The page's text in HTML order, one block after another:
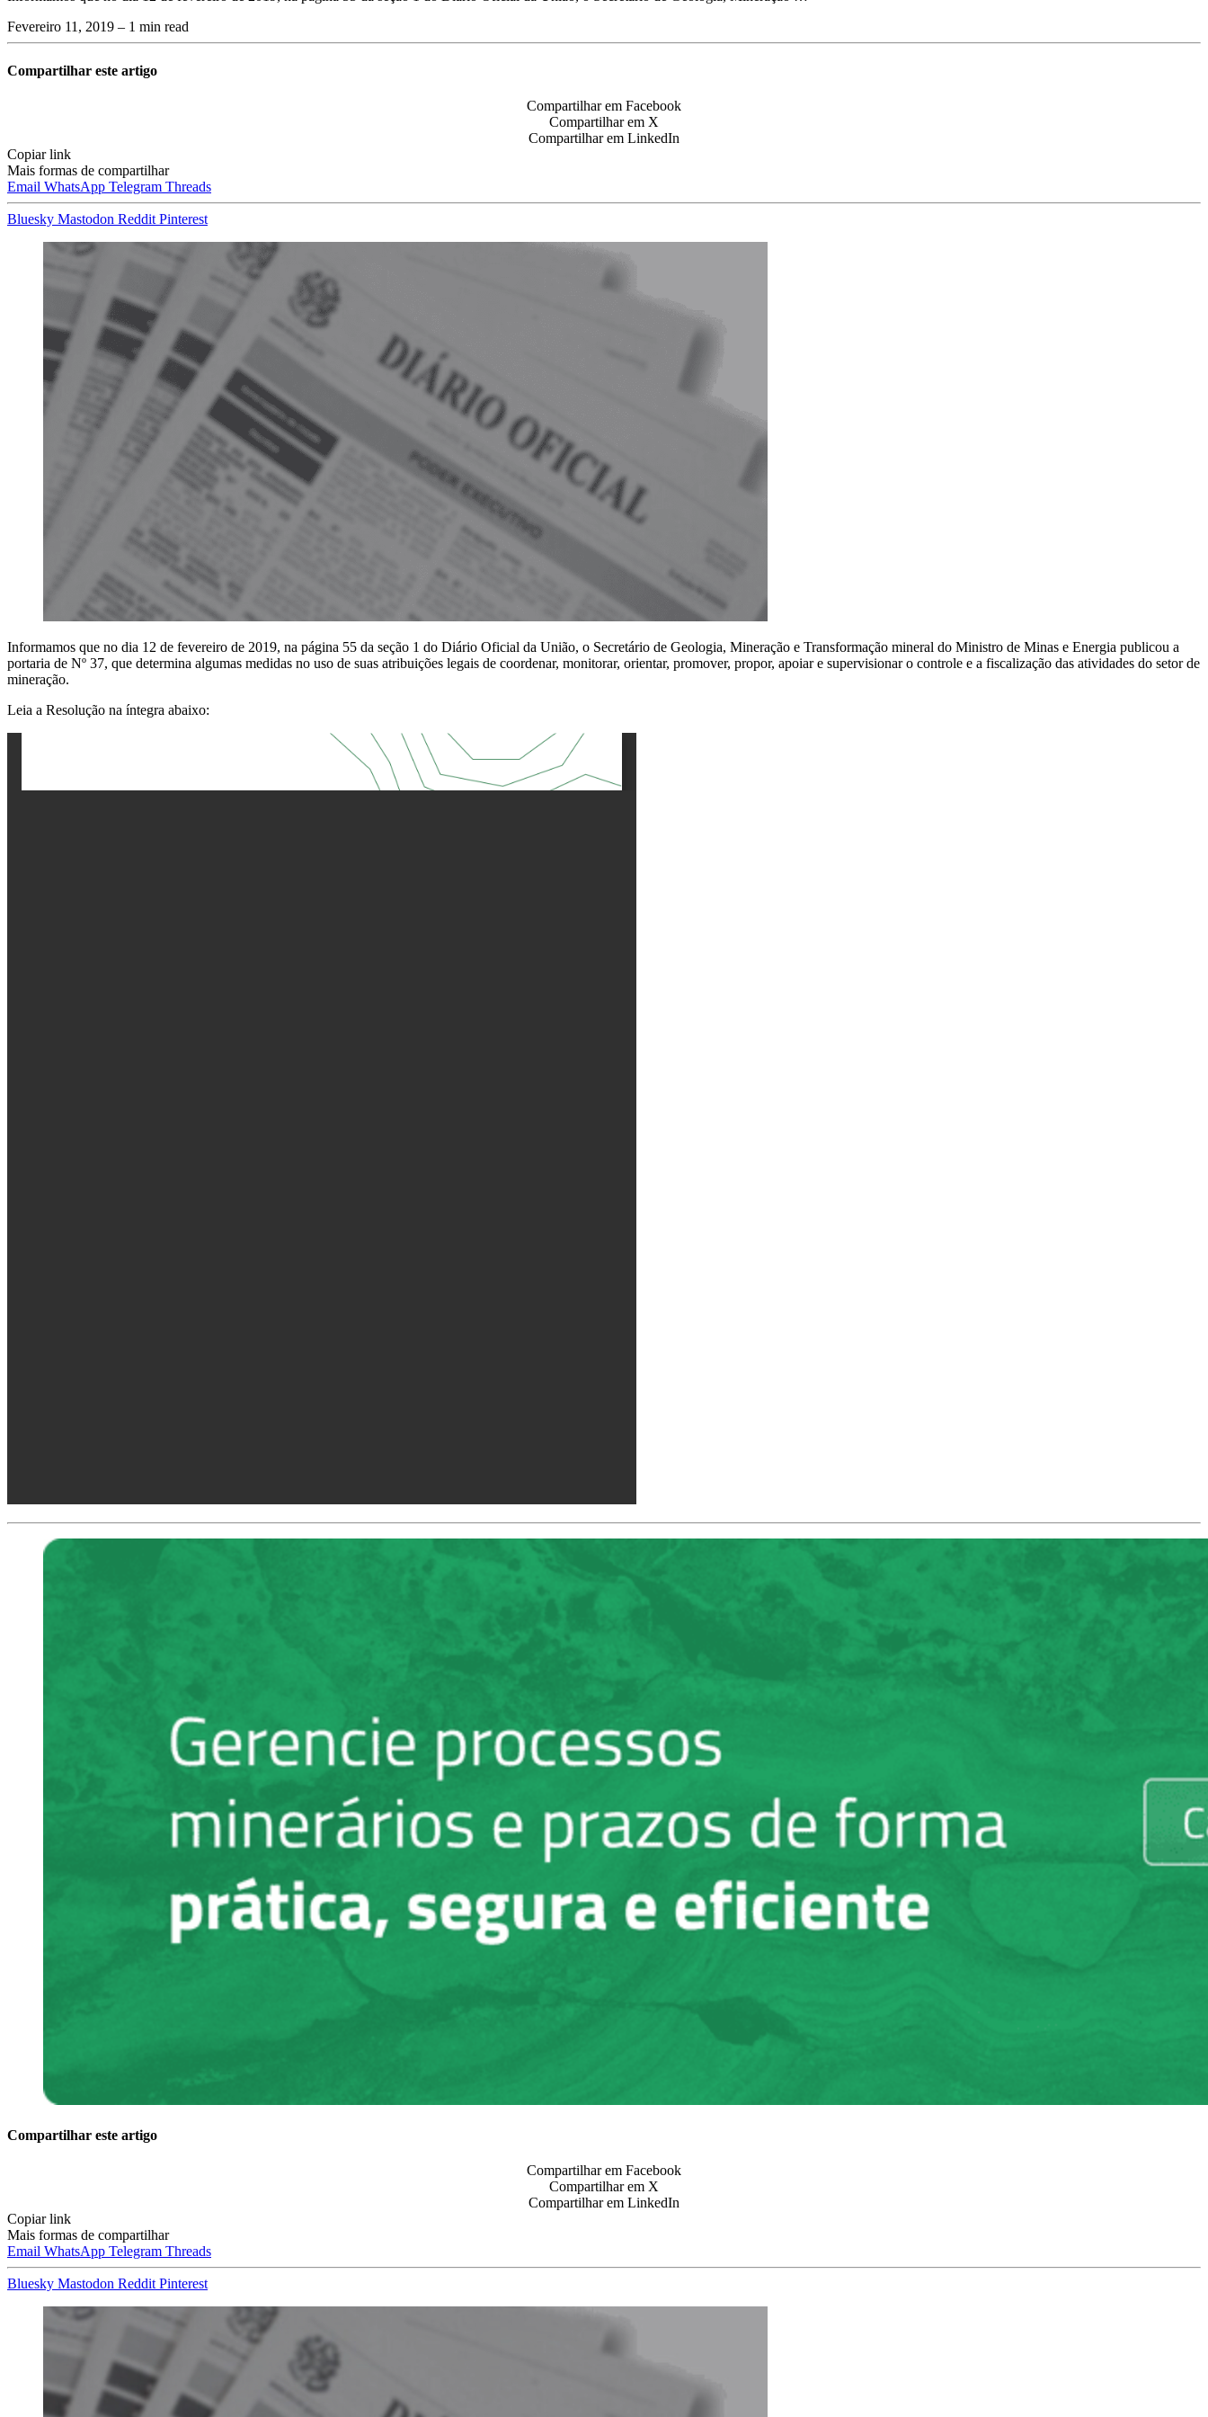
Fevereiro 11, 2019 – 1 min read
Compartilhar este artigo
Compartilhar em Facebook
Compartilhar em X
Compartilhar em LinkedIn
Copiar link
Mais formas de compartilhar
Email WhatsApp Telegram Threads
Bluesky Mastodon Reddit Pinterest
Informamos que no dia 12 de fevereiro de 2019, na página 55 da seção 1 do Diário Oficial da União, o Secretário de Geologia, Mineração e Transformação mineral do Ministro de Minas e Energia publicou a
portaria de Nº 37, que determina algumas medidas no uso de suas atribuições legais de coordenar, monitorar, orientar, promover, propor, apoiar e supervisionar o controle e a fiscalização das atividades do setor de
mineração.
Leia a Resolução na íntegra abaixo:
Compartilhar este artigo
Compartilhar em Facebook
Compartilhar em X
Compartilhar em LinkedIn
Copiar link
Mais formas de compartilhar
Email WhatsApp Telegram Threads
Bluesky Mastodon Reddit Pinterest